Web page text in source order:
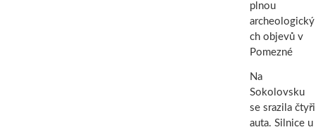
plnou
archeologický
ch objevů v
Pomezné
Na
Sokolovsku
se srazila čtyři
auta. Silnice u